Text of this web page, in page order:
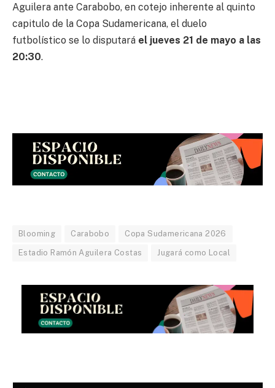
Aguilera ante Carabobo, en cotejo inherente al quinto
capitulo de la Copa Sudamericana, el duelo
futbolístico se lo disputará el jueves 21 de mayo a las
20:30.
Blooming Carabobo Copa Sudamericana 2026
Estadio Ramón Aguilera Costas Jugará como Local